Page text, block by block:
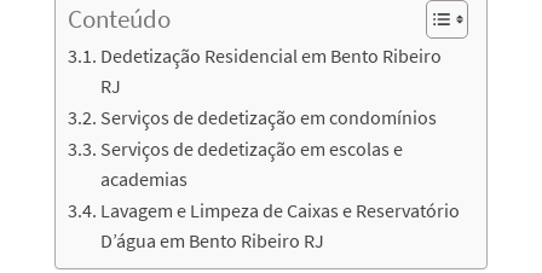
Conteúdo
Dedetização Residencial em Bento Ribeiro
RJ
Serviços de dedetização em condomínios
Serviços de dedetização em escolas e
academias
Lavagem e Limpeza de Caixas e Reservatório
D’água em Bento Ribeiro RJ